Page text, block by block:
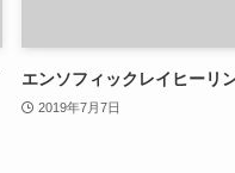
エンソフィックレイヒーリ
2019年7月7日